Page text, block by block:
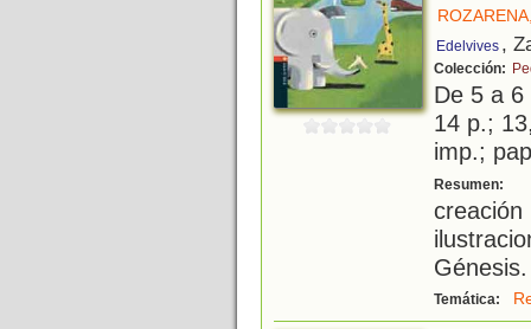
Edelvives ,
Colección:
De 5 a
14 p.;
imp.;
Resumen:
Génesis.
Temática: